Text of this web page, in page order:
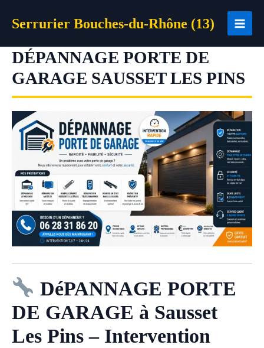
Serrurier Bouches-du-Rhône (13)
DÉPANNAGE PORTE DE
GARAGE SAUSSET LES PINS
DéPANNAGE PORTE
DE GARAGE à Sausset
Les Pins – Intervention